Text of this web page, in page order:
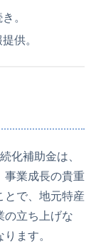
。
供。
化補助金は、
事業成長の貴重
とで、地元特産
の立ち上げな
ます。